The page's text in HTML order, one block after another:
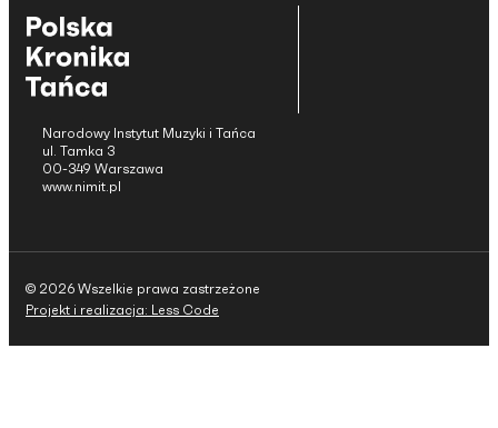
Narodowy Instytut Muzyki i Tańca
ul. Tamka 3
00-349 Warszawa
www.nimit.pl
© 2026 Wszelkie prawa zastrzeżone
Projekt i realizacja: Less Code